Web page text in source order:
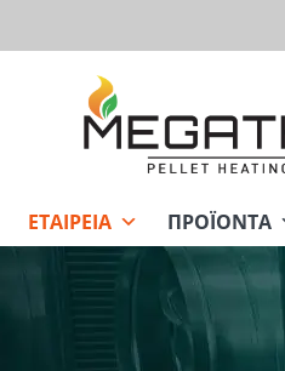
ΕΤΑΙΡΕΊΑ ΠΡΟΪΌΝΤΑ